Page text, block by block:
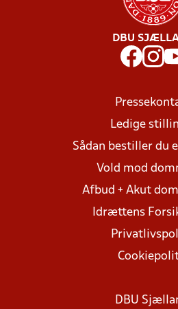
DBU
Ledige
Sådan bestiller du
Vold mod
Afbud + Akut
Idrættens
DBU